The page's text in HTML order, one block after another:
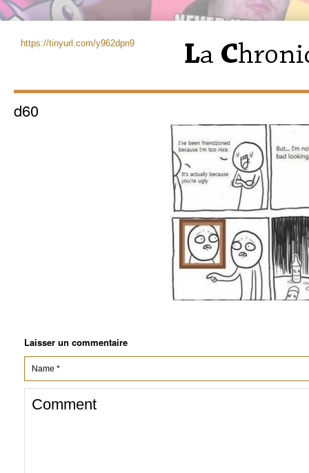
https://tinyurl.com/y962dpn9
d60
Laisser un commentaire